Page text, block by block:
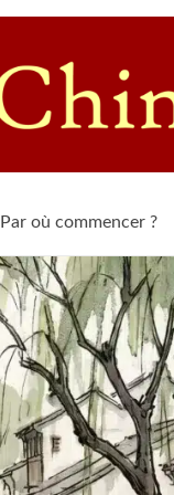
Par où commencer ?